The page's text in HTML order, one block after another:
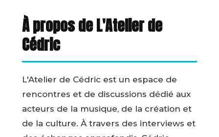
À propos de L'Atelier de
Cédric
L'Atelier de Cédric est un espace de
rencontres et de discussions dédié aux
acteurs de la musique, de la création et
de la culture. À travers des interviews et